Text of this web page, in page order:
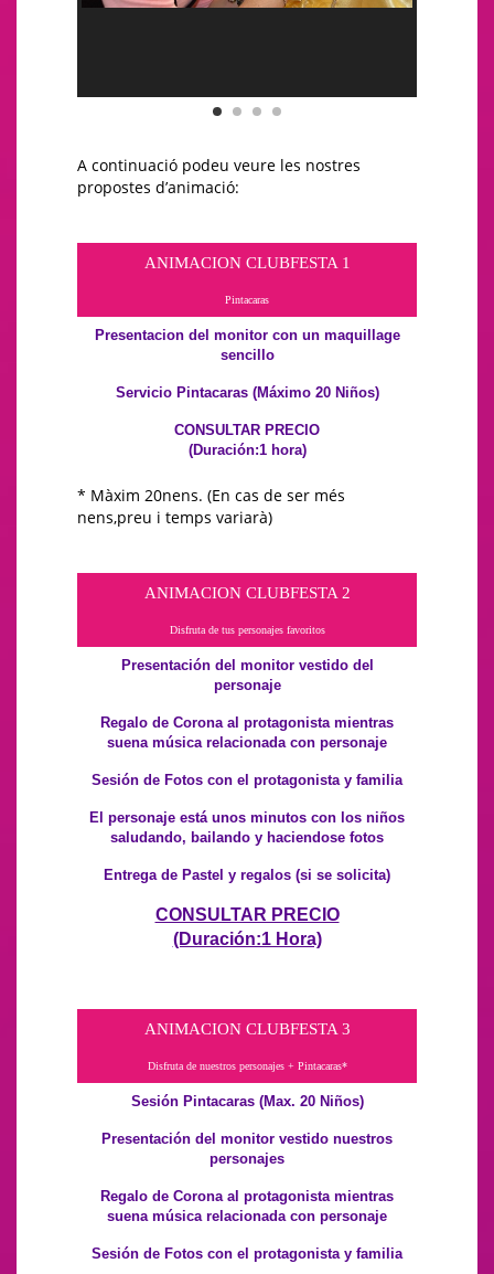
A continuació podeu veure les nostres
propostes d’animació:
ANIMACION CLUBFESTA 1
Pintacaras
Presentacion del monitor con un maquillage
sencillo
Servicio Pintacaras (Máximo 20 Niños)
CONSULTAR PRECIO
(Duración:1 hora)
* Màxim 20nens. (En cas de ser més
nens,preu i temps variarà)
ANIMACION CLUBFESTA 2
Disfruta de tus personajes favoritos
Presentación del monitor vestido del
personaje
Regalo de Corona al protagonista mientras
suena música relacionada con personaje
Sesión de Fotos con el protagonista y familia
El personaje está unos minutos con los niños
saludando, bailando y haciendose fotos
Entrega de Pastel y regalos (si se solicita)
CONSULTAR PRECIO
(Duración:1 Hora)
ANIMACION CLUBFESTA 3
Disfruta de nuestros personajes + Pintacaras*
Sesión Pintacaras (Max. 20 Niños)
Presentación del monitor vestido nuestros
personajes
Regalo de Corona al protagonista mientras
suena música relacionada con personaje
Sesión de Fotos con el protagonista y familia